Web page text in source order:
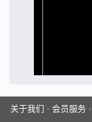
关于我们 · 会员服务·